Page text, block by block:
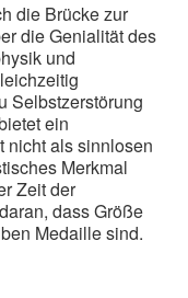
die Brücke zur
die Genialität des
und
Selbstzerstörung
ein
nicht als sinnlosen
Merkmal
Zeit der
dass Größe
Medaille sind.